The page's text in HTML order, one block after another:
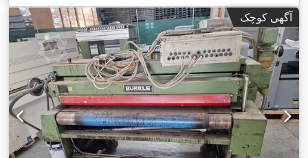
میلی‌متر, نرخ تغذیه محور X: ۲۰ متر/دقیقه, نوع تنظیم ارتفاع:برقی,
ارتفاع قطعه کار (حداکثر):۸۰ میلی‌متر , ارتفاع کل:۹۴۰ میلی‌متر
, نوع
جریان ورودی: سه فاز, وزن کل:۲٬۴۰۰ کیلوگرم ,
آگهی کوچک